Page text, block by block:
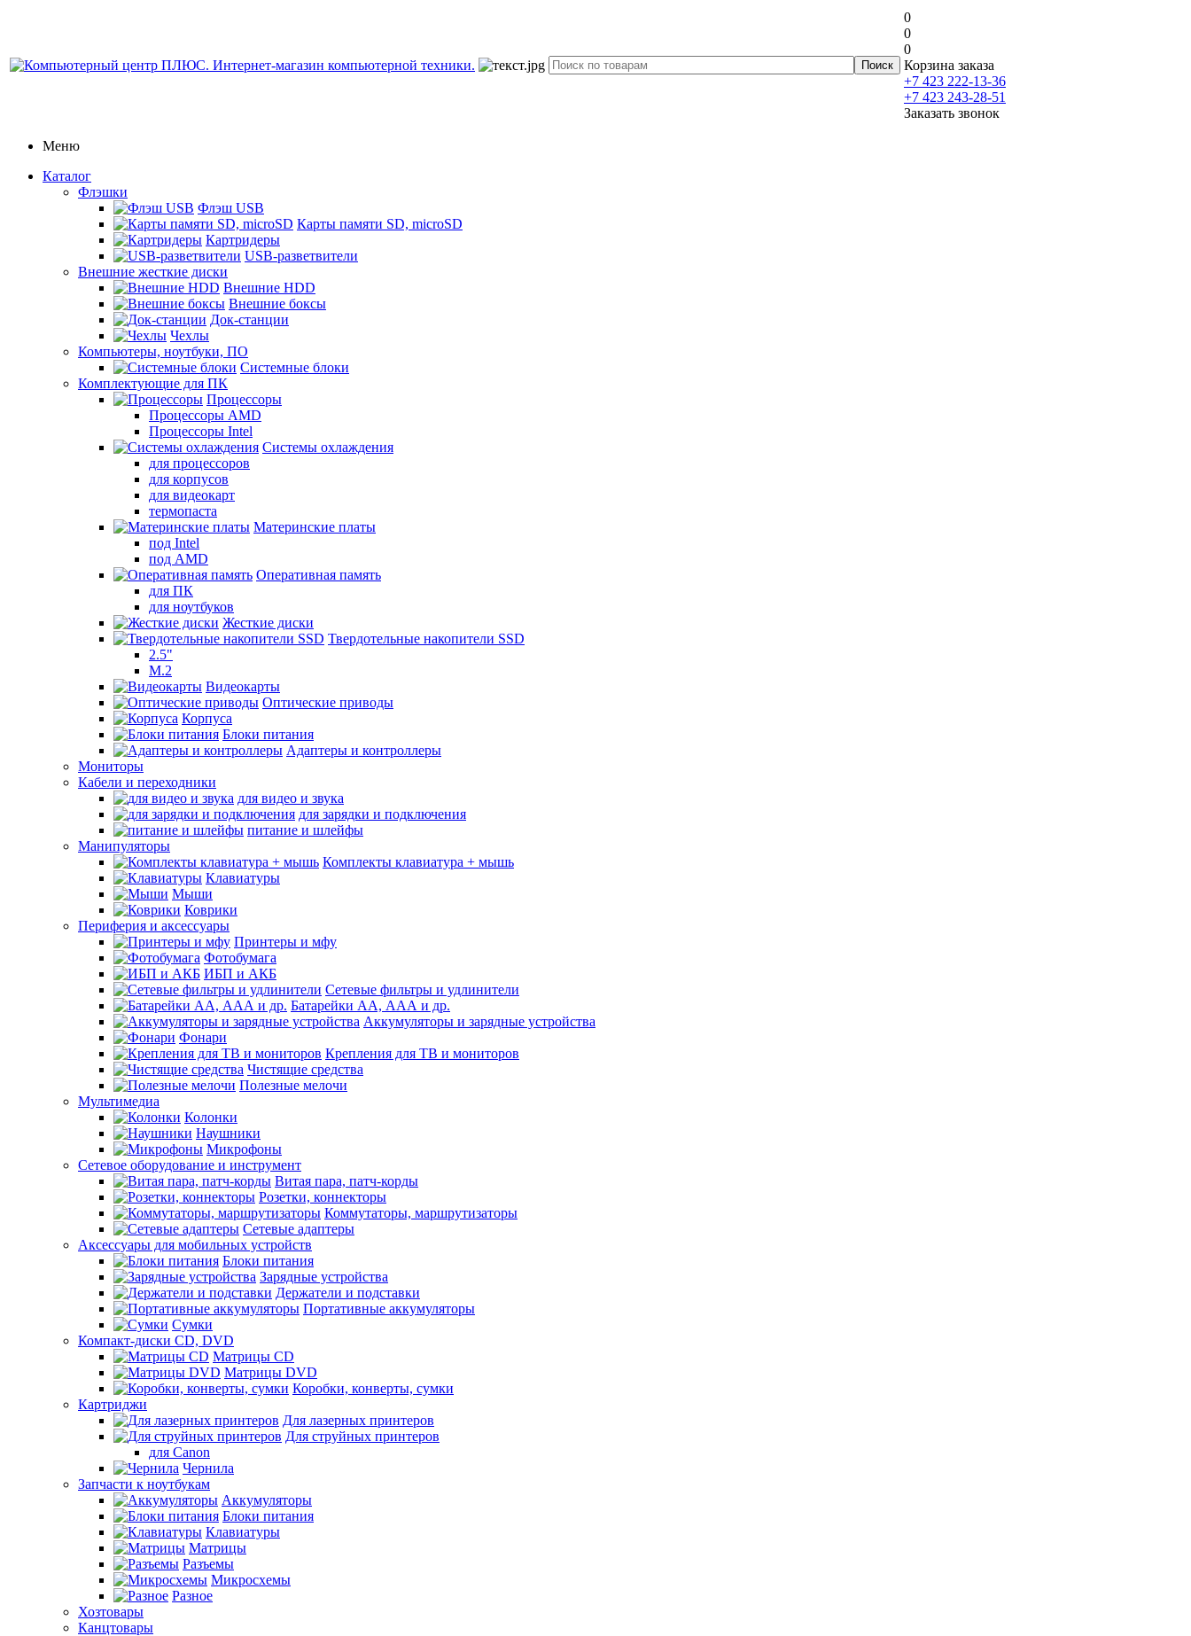
0
0
0
Корзина заказа
+7 423 222-13-36
+7 423 243-28-51
Заказать звонок
Меню
Каталог
Флэшки
Флэш USB
Карты памяти SD, microSD
Картридеры
USB-разветвители
Внешние жесткие диски
Внешние HDD
Внешние боксы
Док-станции
Чехлы
Компьютеры, ноутбуки, ПО
Системные блоки
Комплектующие для ПК
Процессоры
Процессоры AMD
Процессоры Intel
Системы охлаждения
для процессоров
для корпусов
для видеокарт
термопаста
Материнские платы
под Intel
под AMD
Оперативная память
для ПК
для ноутбуков
Жесткие диски
Твердотельные накопители SSD
2.5"
M.2
Видеокарты
Оптические приводы
Корпуса
Блоки питания
Адаптеры и контроллеры
Мониторы
Кабели и переходники
для видео и звука
для зарядки и подключения
питание и шлейфы
Манипуляторы
Комплекты клавиатура + мышь
Клавиатуры
Мыши
Коврики
Периферия и аксессуары
Принтеры и мфу
Фотобумага
ИБП и АКБ
Сетевые фильтры и удлинители
Батарейки АА, ААА и др.
Аккумуляторы и зарядные устройства
Фонари
Крепления для ТВ и мониторов
Чистящие средства
Полезные мелочи
Мультимедиа
Колонки
Наушники
Микрофоны
Сетевое оборудование и инструмент
Витая пара, патч-корды
Розетки, коннекторы
Коммутаторы, маршрутизаторы
Сетевые адаптеры
Аксессуары для мобильных устройств
Блоки питания
Зарядные устройства
Держатели и подставки
Портативные аккумуляторы
Сумки
Компакт-диски CD, DVD
Матрицы CD
Матрицы DVD
Коробки, конверты, сумки
Картриджи
Для лазерных принтеров
Для струйных принтеров
для Canon
Чернила
Запчасти к ноутбукам
Аккумуляторы
Блоки питания
Клавиатуры
Матрицы
Разъемы
Микросхемы
Разное
Хозтовары
Канцтовары